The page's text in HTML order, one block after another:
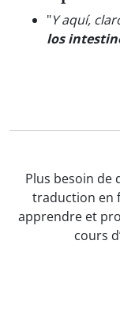
"Y aquí,
los
Plus besoin de
traduction en
apprendre et
cours